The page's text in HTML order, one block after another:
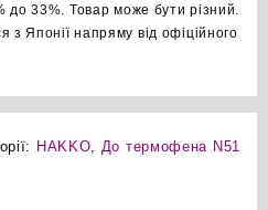
до 33%. Товар може бути різний.
з Японії напряму від офіційного
HAKKO До термофена N51